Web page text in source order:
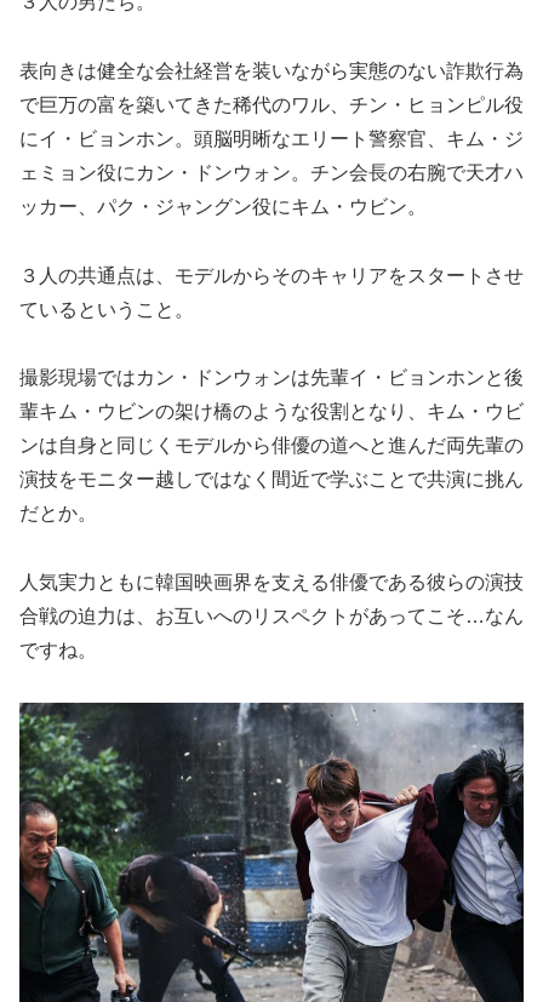
表向きは健全な会社経営を装いながら実態のない詐欺行為
で巨万の富を築いてきた稀代のワル、チン・ヒョンピル役
にイ・ビョンホン。頭脳明晰なエリート警察官、キム・ジ
ェミョン役にカン・ドンウォン。チン会長の右腕で天才ハ
ッカー、パク・ジャングン役にキム・ウビン。
３人の共通点は、モデルからそのキャリアをスタートさせ
ているということ。
撮影現場ではカン・ドンウォンは先輩イ・ビョンホンと後
輩キム・ウビンの架け橋のような役割となり、キム・ウビ
ンは自身と同じくモデルから俳優の道へと進んだ両先輩の
演技をモニター越しではなく間近で学ぶことで共演に挑ん
だとか。
人気実力ともに韓国映画界を支える俳優である彼らの演技
合戦の迫力は、お互いへのリスペクトがあってこそ…なん
ですね。